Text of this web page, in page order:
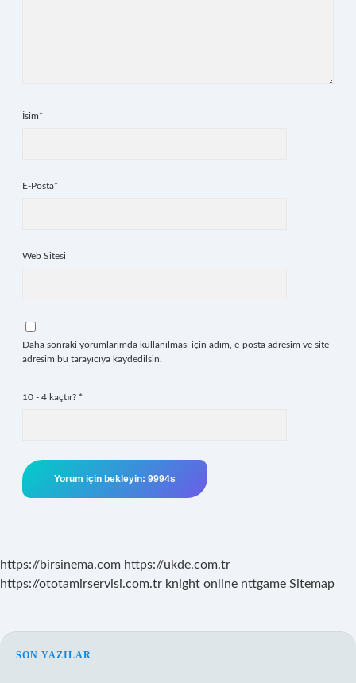
İsim*
E-Posta*
Web Sitesi
Daha sonraki yorumlarımda kullanılması için adım, e-posta adresim ve site
adresim bu tarayıcıya kaydedilsin.
10 - 4 kaçtır? *
https://birsinema.com https://ukde.com.tr
https://ototamirservisi.com.tr knight online nttgame Sitemap
SIDEBAR
SON YAZILAR